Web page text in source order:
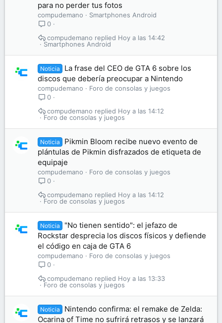
para no perder tus fotos
compudemano
Smartphones Android
0
Smartphones Android
Hoy a las 14:42
compudemano
Noticia
La frase del CEO de GTA 6 sobre los
discos que debería preocupar a Nintendo
compudemano
Foro de consolas y juegos
0
Foro de consolas y juegos
Hoy a las 14:12
compudemano
Noticia
Pikmin Bloom recibe nuevo evento de
plántulas de Pikmin disfrazados de etiqueta de
equipaje
compudemano
Foro de consolas y juegos
0
Foro de consolas y juegos
Hoy a las 14:12
compudemano
Noticia
"No tienen sentido": el jefazo de
Rockstar desprecia los discos físicos y defiende
el código en caja de GTA 6
compudemano
Foro de consolas y juegos
0
Foro de consolas y juegos
Hoy a las 13:33
compudemano
Noticia
Nintendo confirma: el remake de Zelda:
Ocarina of Time no sufrirá retrasos y se lanzará